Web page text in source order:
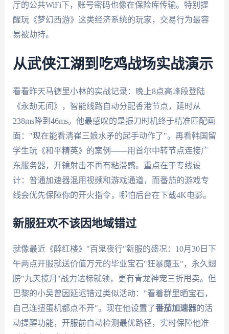
厅的公共WiFi下，账号密码也像在保险库传输。特别提
醒玩《梦幻西游》这类经济系统的玩家，交易行为最容
易被劫持。
从武侠江湖到吃鸡战场实战演示
看看昨天马德里小林的实战记录：晚上8点高峰段登陆
《永劫无间》，智能线路自动分配香港节点，延时从
238ms降到46ms。他最感叹的是振刀时机终于精准匹配画
面："现在能看清崔三娘水矛的起手动作了"。再看韩国留
学生玩《和平精英》的案例——用首尔中转节点连接广
东服务器，开镜射击不再有粘滞感。重点在于专线设
计：普通加速器混用视频和游戏通道，而番茄的游戏专
线会优先保障你的开火指令，哪怕后台在下载4K电影。
新服狂欢不该因地域错过
就像最近《醉红楼》"百鬼夜行"新服的盛况：10月30日下
午两点开服就送价值万元的毕业宝石"狂暴魔玉"，永久翅
膀"九天揽月"战力达标就领，更有青龙神宠三折甩卖。但
巴黎的小吴曾因延迟错过类似活动："看着群里晒宝石，
自己连扭蛋机都点不开"。现在他设置了番茄加速器的活
动提醒功能，开服前自动检测最优路径，实时保障他准